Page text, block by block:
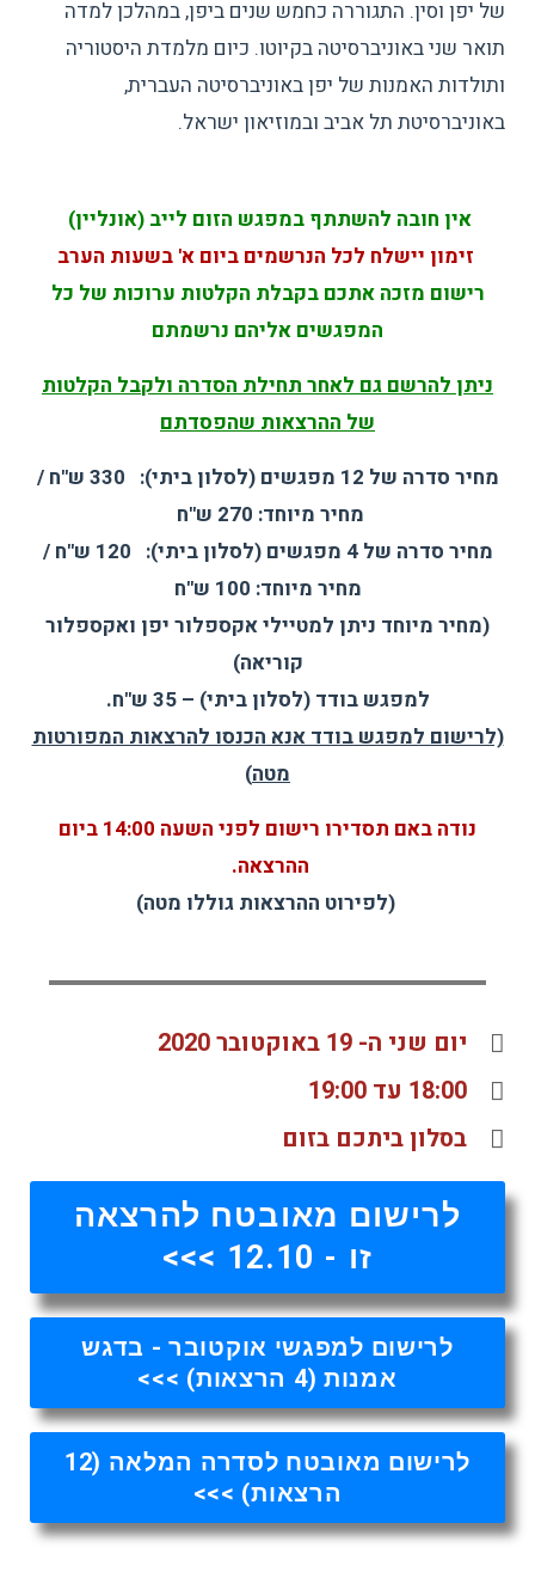
של יפן וסין. התגוררה כחמש שנים ביפן, במהלכן למדה
תואר שני באוניברסיטה בקיוטו. כיום מלמדת היסטוריה
ותולדות האמנות של יפן באוניברסיטה העברית,
באוניברסיטת תל אביב ובמוזיאון ישראל.
אין חובה להשתתף במפגש הזום לייב (אונליין)
זימון יישלח לכל הנרשמים ביום א' בשעות הערב
רישום מזכה אתכם בקבלת הקלטות ערוכות של כל
המפגשים אליהם נרשמתם
ניתן להרשם גם לאחר תחילת הסדרה ולקבל הקלטות
של ההרצאות שהפסדתם
מחיר סדרה של 12 מפגשים (לסלון ביתי): 330 ש"ח /
מחיר מיוחד: 270 ש"ח
מחיר סדרה של 4 מפגשים (לסלון ביתי): 120 ש"ח /
מחיר מיוחד: 100 ש"ח
(מחיר מיוחד ניתן למטיילי אקספלור יפן ואקספלור
קוריאה)
למפגש בודד (לסלון ביתי) – 35 ש"ח.
(לרישום למפגש בודד אנא הכנסו להרצאות המפורטות
מטה)
נודה באם תסדירו רישום לפני השעה 14:00 ביום
ההרצאה.
(לפירוט ההרצאות גוללו מטה)
יום שני ה- 19 באוקטובר 2020
18:00 עד 19:00
בסלון ביתכם בזום
לרישום מאובטח להרצאה
זו - 12.10 >>>
לרישום למפגשי אוקטובר - בדגש
אמנות (4 הרצאות) >>>
לרישום מאובטח לסדרה המלאה (12
הרצאות) >>>